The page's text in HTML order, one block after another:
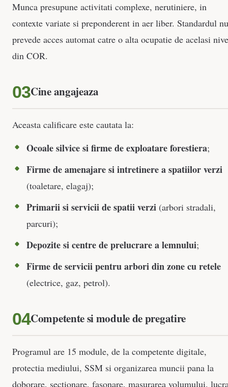
Munca presupune activitati complexe, nerutiniere, in
contexte variate si preponderent in aer liber. Standardul nu
prevede acces automat catre o alta ocupatie de acelasi
din COR.
Cine angajeaza
Aceasta calificare este cautata la:
Ocoale silvice si firme de exploatare forestiera;
Firme de amenajare si intretinere a spatiilor verzi
(toaletare, elagaj);
Primarii si servicii de spatii verzi (arbori stradali,
parcuri);
Depozite si centre de prelucrare a lemnului;
Firme de servicii pentru arbori din zone cu retele
(electrice, gaz, petrol).
Competente si module de pregatire
Programul are 15 module, de la competente digitale,
protectia mediului, SSM si organizarea muncii pana la
doborare, sectionare, fasonare, masurarea volumului,